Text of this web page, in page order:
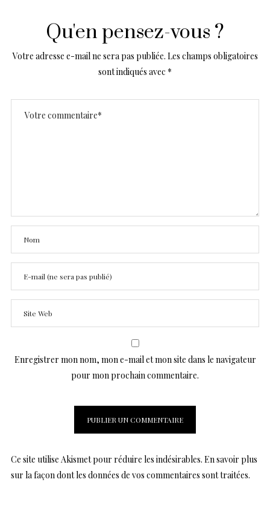
Qu'en pensez-vous ?
Votre adresse e-mail ne sera pas publiée. Les champs obligatoires
sont indiqués avec *
Enregistrer mon nom, mon e-mail et mon site dans le navigateur
pour mon prochain commentaire.
Ce site utilise Akismet pour réduire les indésirables. En savoir plus
sur la façon dont les données de vos commentaires sont traitées.